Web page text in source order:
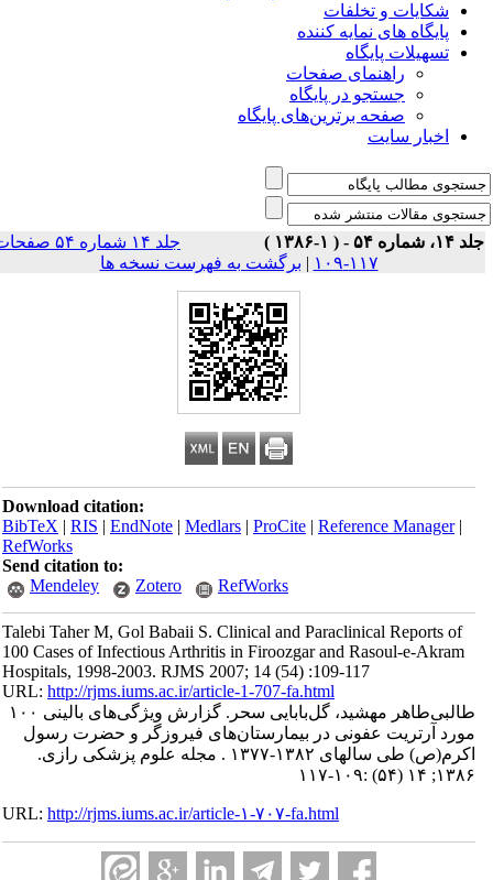
شکایات و تخلفات
پایگاه های نمایه کننده
تسهیلات پایگاه
راهنمای صفحات
جستجو در پایگاه
صفحه برترین‌های پایگاه
اخبار سایت
شماره ۵۴ - ( ۱-۱۳۸۶ )
جلد ۱۴ شماره ۵۴ صفحات
۱۱۷-۱۰۹
| برگشت به فهرست نسخه ها
Download citation:
BibTeX|RIS|EndNote|Medlars|ProCite|Reference Manager
RefWorks
Send citation to:
Mendeley
Zotero RefWorks
Talebi Taher M, Gol Babaii S. Clinical and Paraclinical Reports of
100 Cases of Infectious Arthritis in Firoozgar and Rasoul-e-Akram
Hospitals, 1998-2003. RJMS 2007; 14 (54) :109-117
URL:http://rjms.iums.ac.ir/article-1-707-fa.html
طالبی‌طاهر مهشید، گل‌بابایی سحر. گزارش ویژگی‌های بالینی ۱۰۰
مورد آرتریت عفونی در بیمارستان‌های فیروزگر و حضرت رسول
اکرم(ص) طی سالهای ۱۳۸۲-۱۳۷۷ . مجله علوم پزشکی رازی.
۱۳۸۶; ۱۴ (۵۴) :۱۰۹-۱۱۷
URL:http://rjms.iums.ac.ir/article-۱-۷۰۷-fa.html